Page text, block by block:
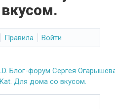
Правила Войти
Блог-форум Сергея
Для дома со вкусом.